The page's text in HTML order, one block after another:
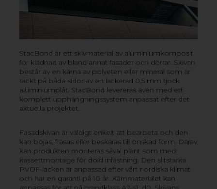
StacBond är ett skivmaterial av aluminiumkomposit
för klädnad av bland annat fasader och dörrar. Skivan
består av en kärna av polyeten eller mineral som är
täckt på båda sidor av en lackerad 0,5 mm tjock
aluminiumplåt. StacBond levereras även med ett
komplett upphängningssystem anpassat efter det
aktuella projektet.
Fasadskivan är väldigt enkelt att bearbeta och den
kan böjas, fräsas eller beskäras till önskad form. Därav
kan produkten monteras såväl plant som med
kassettmontage för dold infästning. Den slitstarka
PVDF-lacken är anpassad efter vårt nordiska klimat
och har en garanti på 10 år. Kärnmaterialet kan
GOBOND
och kärna av polyeten. Materialet har mycket goda
tryckegenskaper och passarutmärkt som bland annat
tryck-, skylt och displaymaterial.
GOBOND STEEL